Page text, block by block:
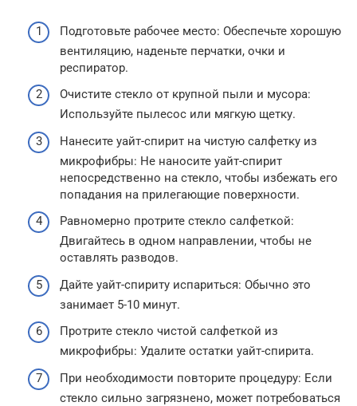
Подготовьте рабочее место: Обеспечьте хорошую
вентиляцию, наденьте перчатки, очки и
респиратор.
Очистите стекло от крупной пыли и мусора:
Используйте пылесос или мягкую щетку.
Нанесите уайт-спирит на чистую салфетку из
микрофибры: Не наносите уайт-спирит
непосредственно на стекло, чтобы избежать его
попадания на прилегающие поверхности.
Равномерно протрите стекло салфеткой:
Двигайтесь в одном направлении, чтобы не
оставлять разводов.
Дайте уайт-спириту испариться: Обычно это
занимает 5-10 минут.
Протрите стекло чистой салфеткой из
микрофибры: Удалите остатки уайт-спирита.
При необходимости повторите процедуру: Если
стекло сильно загрязнено, может потребоваться